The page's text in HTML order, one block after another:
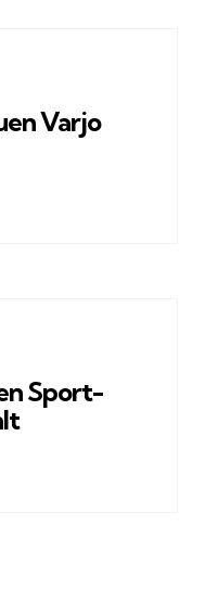
Varjo
Sport-